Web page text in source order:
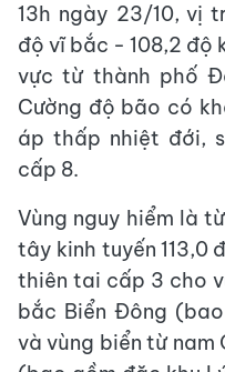
13h ngày 23/10, vị
độ vĩ bắc - 108,2 độ
vực từ thành phố
Cường độ bão có
áp thấp nhiệt đới,
cấp 8.
Vùng nguy hiểm là
tây kinh tuyến 113,0
thiên tai cấp 3 cho
bắc Biển Đông
và vùng biển từ nam